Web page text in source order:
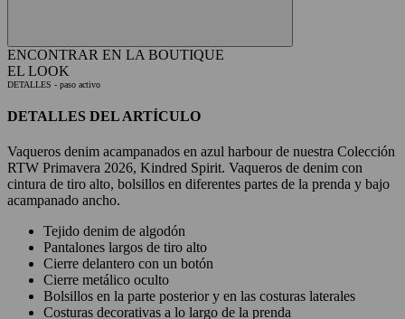
ENCONTRAR EN LA BOUTIQUE
EL LOOK
DETALLES - paso activo
DETALLES DEL ARTÍCULO
Vaqueros denim acampanados en azul harbour de nuestra Colección
RTW Primavera 2026, Kindred Spirit. Vaqueros de denim con
cintura de tiro alto, bolsillos en diferentes partes de la prenda y bajo
acampanado ancho.
Tejido denim de algodón
Pantalones largos de tiro alto
Cierre delantero con un botón
Cierre metálico oculto
Bolsillos en la parte posterior y en las costuras laterales
Costuras decorativas a lo largo de la prenda